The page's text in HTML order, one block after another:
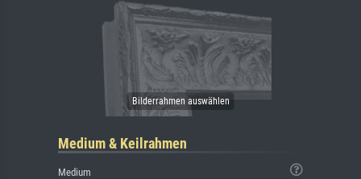
Medium & Keilrahmen
Medium